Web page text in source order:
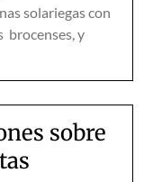
solariegas con
brocenses, y
sobre